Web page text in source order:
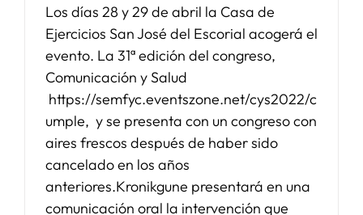
APOYO I+D+I
NOTICIAS
Los días 28 y 29 de abril la Casa de
Ejercicios San José del Escorial acogerá el
evento. La 31ª edición del congreso,
Comunicación y Salud
https://semfyc.eventszone.net/cys2022/c
umple, y se presenta con un congreso con
aires frescos después de haber sido
cancelado en los años
anteriores.Kronikgune presentará en una
comunicación oral la intervención que